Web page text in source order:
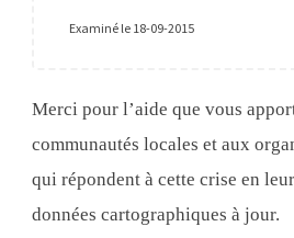
Examiné le 18-09-2015
Merci pour l’aide que vous
communautés locales et aux
qui répondent à cette crise en
données cartographiques à jour.